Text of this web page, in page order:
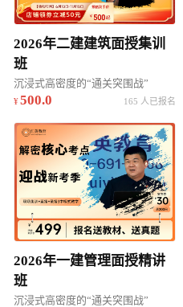
2026年二建建筑面授集训
班
沉浸式高密度的“通关突围战”
500.0 165 人已报名
2026年一建管理面授精讲
班
沉浸式高密度的“通关突围战”